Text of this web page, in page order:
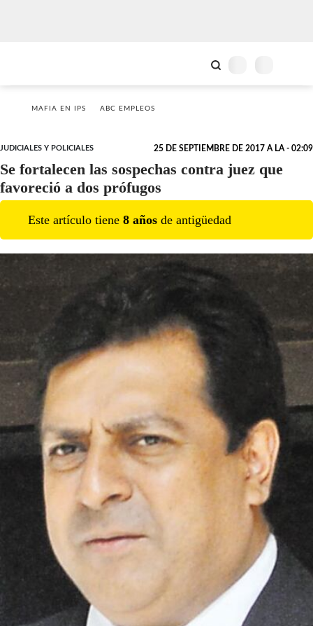
MAFIA EN IPS ABC EMPLEOS
JUDICIALES Y POLICIALES 25 DE SEPTIEMBRE DE 2017 A LA - 02:09
Se fortalecen las sospechas contra juez que
favoreció a dos prófugos
Este artículo tiene 8 años de antigüedad